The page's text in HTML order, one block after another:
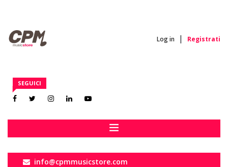
I miei ordini
Esci
Log in | Registrati
SEGUICI
info@cpmmusicstore.com